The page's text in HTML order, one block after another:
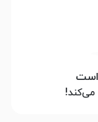
می‌کند!